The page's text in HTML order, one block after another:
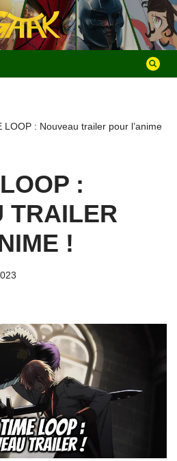
LOOP : Nouveau trailer pour l’anime
:
TRAILER
!